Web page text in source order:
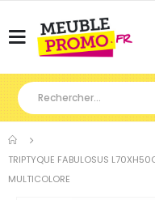
Basculer
TRIPTYQUE FABULOSUS
MULTICOLORE